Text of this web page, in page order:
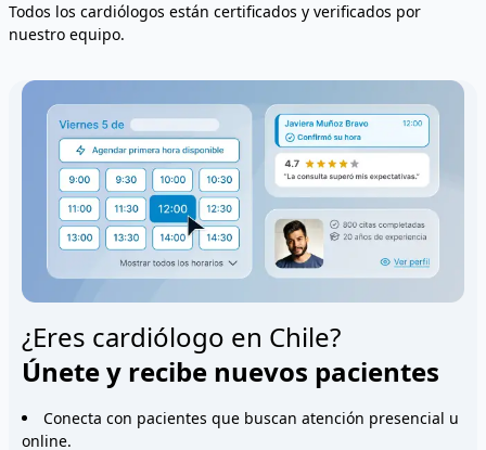
Todos los cardiólogos están certificados y verificados por
nuestro equipo.
¿Eres cardiólogo en Chile?
Únete y recibe nuevos pacientes
Conecta con pacientes que buscan atención presencial u
online.